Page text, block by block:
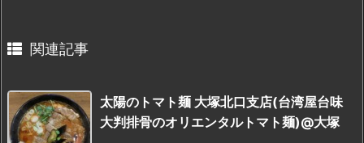
関連記事
太陽のトマト麺 大塚北口支店(台湾屋台味
大判排骨のオリエンタルトマト麺)@大塚